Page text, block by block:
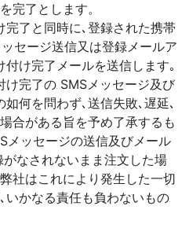
完了とします。
完了と同時に､登録された携帯
セージ送信又は登録メールア
付け完了メールを送信します｡
け完了の SMSメッセージ及び
如何を問わず､送信失敗､遅延､
合がある旨を予め了承するも
メッセージの送信及びメール
なされないまま注文した場
社はこれにより発生した一切
いかなる責任も負わないもの